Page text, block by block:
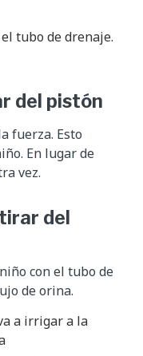
tubo de drenaje.
del pistón
fuerza. Esto
En lugar de
vez.
del
con el tubo de
de orina.
a irrigar a la